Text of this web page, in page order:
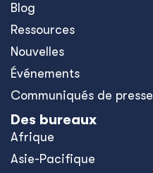
Blog
Ressources
Nouvelles
Événements
Communiqués de presse
Des bureaux
Afrique
Asie-Pacifique